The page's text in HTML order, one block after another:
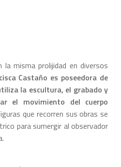
la misma prolijidad en diversos
Castaño es poseedora de
la escultura, el grabado y
el movimiento del cuerpo
que recorren sus obras se
para sumergir al observador